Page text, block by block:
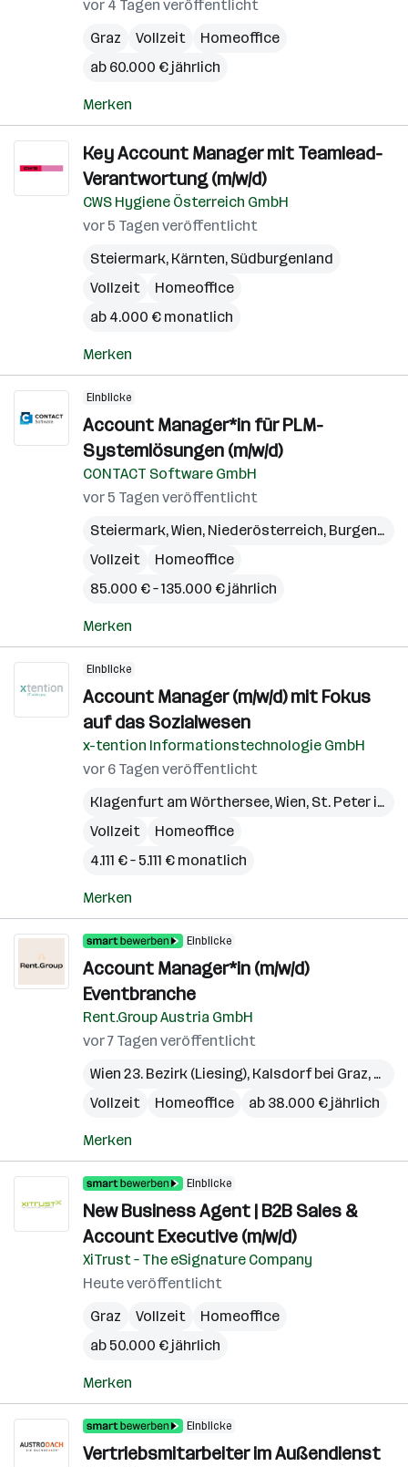
vor 4 Tagen veröffentlicht
Graz
Vollzeit
Homeoffice
ab 60.000 € jährlich
Merken
Key Account Manager mit Teamlead-
Verantwortung (m/w/d)
CWS Hygiene Österreich GmbH
vor 5 Tagen veröffentlicht
Steiermark, Kärnten, Südburgenland
Vollzeit
Homeoffice
ab 4.000 € monatlich
Merken
Einblicke
Account Manager*in für PLM-
Systemlösungen (m/w/d)
CONTACT Software GmbH
vor 5 Tagen veröffentlicht
Steiermark,Wien, Niederösterreich, Burgenland
Vollzeit
Homeoffice
85.000 € – 135.000 € jährlich
Merken
Einblicke
Account Manager (m/w/d) mit Fokus
auf das Sozialwesen
x-tention Informationstechnologie GmbH
vor 6 Tagen veröffentlicht
Klagenfurt am Wörthersee,Wien, St. Peter in der Au
Vollzeit
Homeoffice
4.111 € – 5.111 € monatlich
Merken
Einblicke
Account Manager*in (m/w/d)
Eventbranche
Rent.Group Austria GmbH
vor 7 Tagen veröffentlicht
Wien 23. Bezirk (Liesing), Kalsdorf bei Graz,
Vollzeit
Homeoffice ab 38.000 € jährlich
Merken
Einblicke
New Business Agent | B2B Sales &
Account Executive (m/w/d)
XiTrust – The eSignature Company
Heute veröffentlicht
Graz
Vollzeit
Homeoffice
ab 50.000 € jährlich
Merken
Einblicke
Vertriebsmitarbeiter im Außendienst